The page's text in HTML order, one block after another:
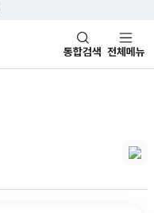
통합검색 전체메뉴